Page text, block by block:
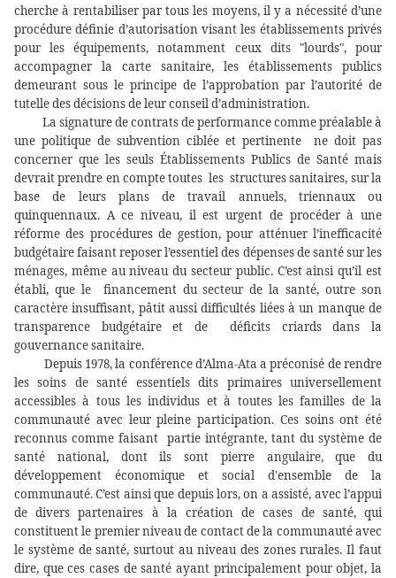
cherche à rentabiliser par tous les moyens, il y a nécessité d’une
procédure définie d’autorisation visant les établissements privés
pour les équipements, notamment ceux dits "lourds", pour
accompagner la carte sanitaire, les établissements publics
demeurant sous le principe de l’approbation par l’autorité de
tutelle des décisions de leur conseil d’administration.
La signature de contrats de performance comme préalable à
une politique de subvention ciblée et pertinente
ne doit pas
concerner que les seuls Établissements Publics de Santé mais
devrait prendre en compte toutes les structures sanitaires, sur la
base de leurs plans de travail annuels, triennaux ou
quinquennaux. A ce niveau, il est urgent de procéder à une
réforme des procédures de gestion, pour atténuer l’inefficacité
budgétaire faisant reposer l’essentiel des dépenses de santé sur les
ménages, même au niveau du secteur public. C’est ainsi qu’il est
établi, que le
financement du secteur de la santé, outre son
caractère insuffisant, pâtit aussi difficultés liées à un manque de
transparence budgétaire et de
déficits criards dans la
gouvernance sanitaire.
Depuis 1978, la conférence d’Alma-Ata a préconisé de rendre
les soins de santé essentiels dits primaires universellement
accessibles à tous les individus et à toutes les familles de la
communauté avec leur pleine participation. Ces soins ont été
reconnus comme faisant partie intégrante, tant du système de
santé national, dont ils sont pierre angulaire, que du
développement économique et social d'ensemble de la
communauté. C’est ainsi que depuis lors, on a assisté, avec l’appui
de divers partenaires à la création de cases de santé, qui
constituent le premier niveau de contact de la communauté avec
le système de santé, surtout au niveau des zones rurales. Il faut
dire, que ces cases de santé ayant principalement pour objet, la